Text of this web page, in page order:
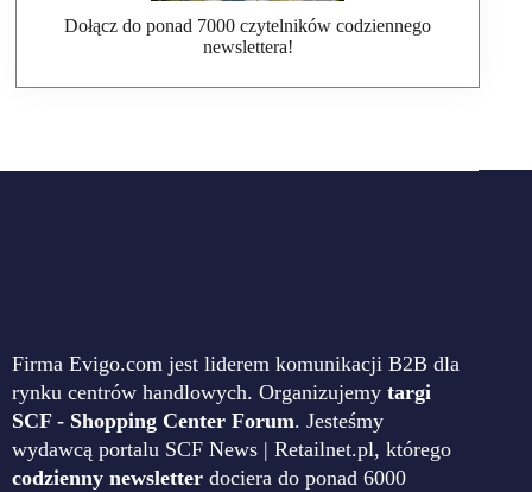
Dołącz do ponad 7000 czytelników codziennego
newslettera!
Firma Evigo.com jest liderem komunikacji B2B dla
rynku centrów handlowych. Organizujemy targi
SCF - Shopping Center Forum. Jesteśmy
wydawcą portalu SCF News | Retailnet.pl, którego
codzienny newsletter dociera do ponad 6000